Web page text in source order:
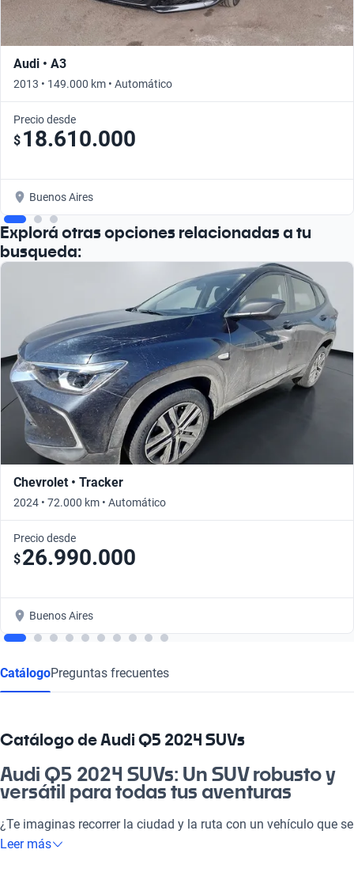
Audi • A3
2013 • 149.000 km • Automático
Precio desde
$ 18.610.000
Buenos Aires
Explorá otras opciones relacionadas a tu
busqueda:
Chevrolet • Tracker
2024 • 72.000 km • Automático
Precio desde
$26.990.000
Buenos Aires
CatálogoPreguntas frecuentes
Catálogo de Audi Q5 2024 SUVs
Audi Q5 2024 SUVs: Un SUV robusto y
versátil para todas tus aventuras
¿Te imaginas recorrer la ciudad y la ruta con un vehículo que se
adapta a tu estilo de vida? El Audi Q5 2024 SUVs es la elección
Leer más